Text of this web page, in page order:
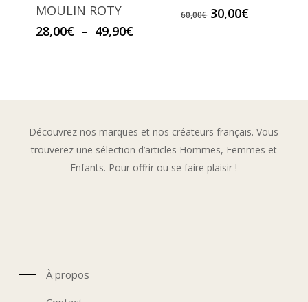
MOULIN ROTY
28,00€ – 49,90€Plage
49,90€
60,00€ Le
30,00€Le
Découvrez nos marques et nos créateurs français. Vous
trouverez une sélection d’articles Hommes, Femmes et
Enfants. Pour offrir ou se faire plaisir !
À propos